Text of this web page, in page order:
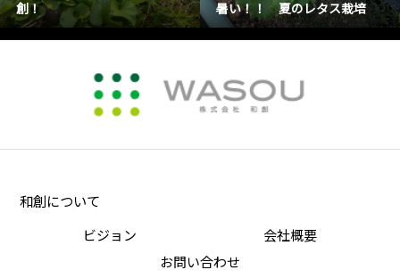
創！
暑い！！ 夏のレタス栽培
和創について
ビジョン
会社概要
お問い合わせ